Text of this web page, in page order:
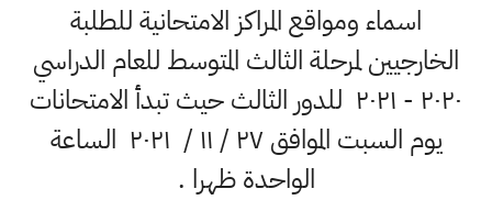
اسماء ومواقع المراكز الامتحانية للطلبة
الخارجيين لمرحلة الثالث المتوسط للعام الدراسي
٢٠٢٠ - ٢٠٢١ للدور الثالث حيث تبدأ الامتحانات
يوم السبت الموافق ٢٧ / ١١ / ٢٠٢١ الساعة
الواحدة ظهرا .